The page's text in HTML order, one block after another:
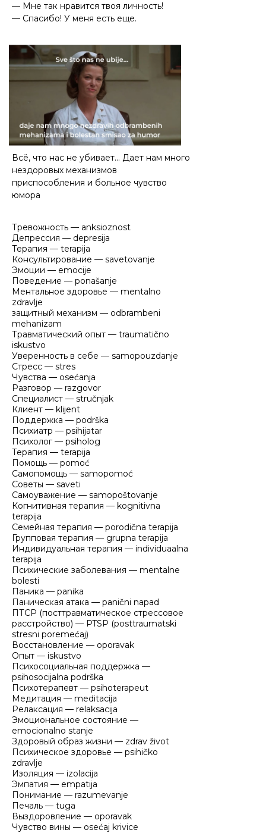
Тревожность — anksioznost
Депрессия — depresija
Терапия — terapija
Консультирование — savetovanje
Эмоции — emocije
Поведение — ponašanje
Ментальное здоровье — mentalno
zdravlje
защитный механизм — odbrambeni
mehanizam
Травматический опыт — traumatično
iskustvo
Уверенность в себе — samopouzdanje
Стресс — stres
Чувства — osećanja
Разговор — razgovor
Специалист — stručnjak
Клиент — klijent
Поддержка — podrška
Психиатр — psihijatar
Психолог — psiholog
Терапия — terapija
Помощь — pomoć
Самопомощь — samopomoć
Советы — saveti
Самоуважение — samopoštovanje
Когнитивная терапия — kognitivna
terapija
Семейная терапия — porodična terapija
Групповая терапия — grupna terapija
Индивидуальная терапия — individuaalna
terapija
Психические заболевания — mentalne
bolesti
Паника — panika
Паническая атака — panični napad
ПТСР (посттравматическое стрессовое
расстройство) — PTSP (posttraumatski
stresni poremećaj)
Восстановление — oporavak
Опыт — iskustvo
Психосоциальная поддержка —
psihosocijalna podrška
Психотерапевт — psihoterapeut
Медитация — meditacija
Релаксация — relaksacija
Эмоциональное состояние —
emocionalno stanje
Здоровый образ жизни — zdrav život
Психическое здоровье — psihičko
zdravlje
Изоляция — izolacija
Эмпатия — empatija
Понимание — razumevanje
Печаль — tuga
Выздоровление — oporavak
Чувство вины — osećaj krivice
— Мне так нравится твоя личность!
— Спасибо! У меня есть еще.
Всё, что нас не убивает… Дает нам много
нездоровых механизмов
приспособления и больное чувство
юмора